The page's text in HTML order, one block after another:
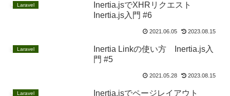
Laravel
Inertia.jsでXHRリクエスト
Inertia.js入門 #6
2021.06.05 2023.08.15
Laravel
Inertia Linkの使い方 Inertia.js入
門 #5
2021.05.28 2023.08.15
Laravel
Inertia.jsでページレイアウト